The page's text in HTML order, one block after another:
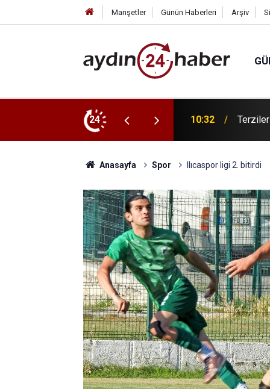
Manşetler Günün Haberleri Arşiv
24
Karakucak güreşleri düzenlenecek 10:22 Spor
Anasayfa Spor Ilıcaspor ligi 2. bitirdi